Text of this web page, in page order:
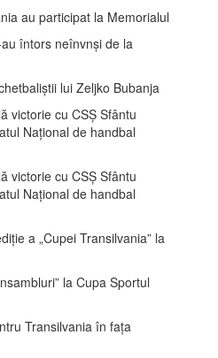
au participat la Memorialul
întors neînvnși de la
lui Zeljko Bubanja
victorie cu CSȘ Sfântu
Național de handbal
victorie cu CSȘ Sfântu
Național de handbal
a „Cupei Transilvania” la
la Cupa Sportul
Transilvania în fața